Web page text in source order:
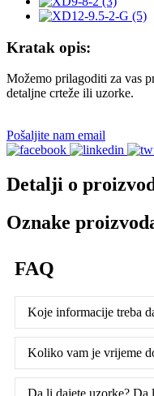
Kratak opis:
Možemo prilagoditi za vas
detaljne crteže ili uzorke.
Pošaljite nam email
Detalji o
Oznake
FAQ
Koje informacije treba
Koliko vam je vrijeme